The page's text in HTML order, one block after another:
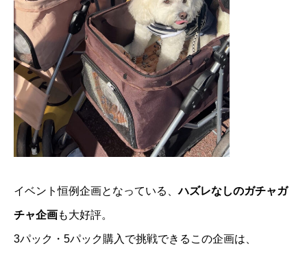
イベント恒例企画となっている、ハズレなしのガチャガ
チャ企画も大好評。
3パック・5パック購入で挑戦できるこの企画は、